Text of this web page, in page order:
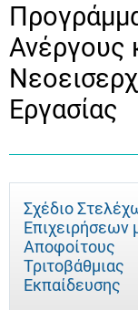
Ανέργους
Εργασίας
Σχέδιο
Επιχειρήσεων
Αποφοίτους
Τριτοβάθμιας
Εκπαίδευσης